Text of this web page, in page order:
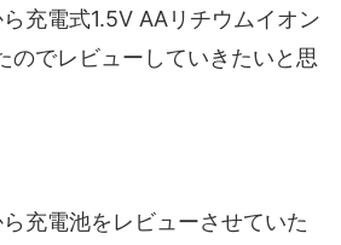
充電式1.5V AAリチウムイオン
のでレビューしていきたいと思
充電池をレビューさせていた